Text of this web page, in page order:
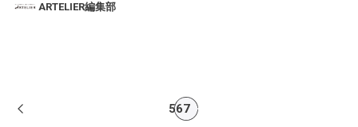
ARTELIER編集部
567